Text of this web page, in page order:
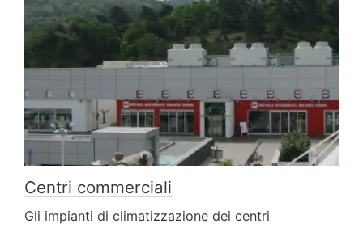
Centri commerciali
Gli impianti di climatizzazione dei centri